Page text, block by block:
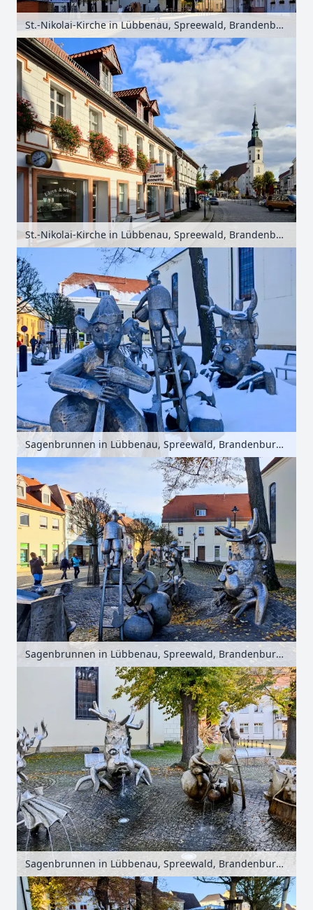
St.-Nikolai-Kirche in Lübbenau, Spreewald, Brandenburg, Deutschland
St.-Nikolai-Kirche in Lübbenau, Spreewald, Brandenburg, Deutschland
Sagenbrunnen in Lübbenau, Spreewald, Brandenburg, Deutschland
Sagenbrunnen in Lübbenau, Spreewald, Brandenburg, Deutschland
Sagenbrunnen in Lübbenau, Spreewald, Brandenburg, Deutschland